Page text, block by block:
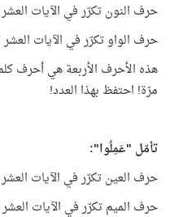
حرف النون تكرّر في الآيات العشر 55 مرّة.
حرف الواو تكرّر في الآيات العشر 47 مرّة.
مرّة! احتفظ بهذا العدد!
تأمّل "عَمِلُوا":
حرف العين تكرّر في الآيات العشر 17 مرّة.
حرف الميم تكرّر في الآيات العشر 48 مرّة.